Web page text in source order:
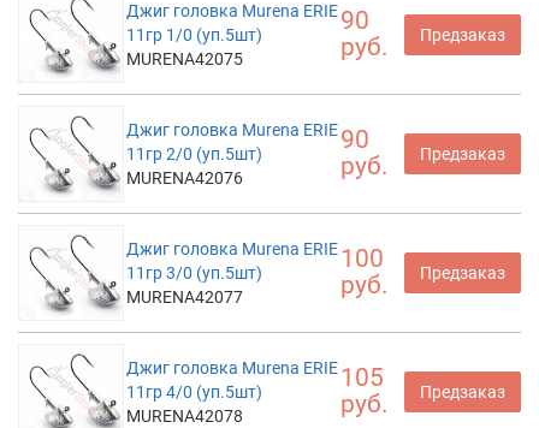
Джиг головка Murena ERIE
11гр 1/0 (уп.5шт)
MURENA42075
90
руб.
Предзаказ
Джиг головка Murena ERIE
11гр 2/0 (уп.5шт)
MURENA42076
90
руб.
Предзаказ
Джиг головка Murena ERIE
11гр 3/0 (уп.5шт)
MURENA42077
100
руб.
Предзаказ
Джиг головка Murena ERIE
11гр 4/0 (уп.5шт)
MURENA42078
105
руб.
Предзаказ